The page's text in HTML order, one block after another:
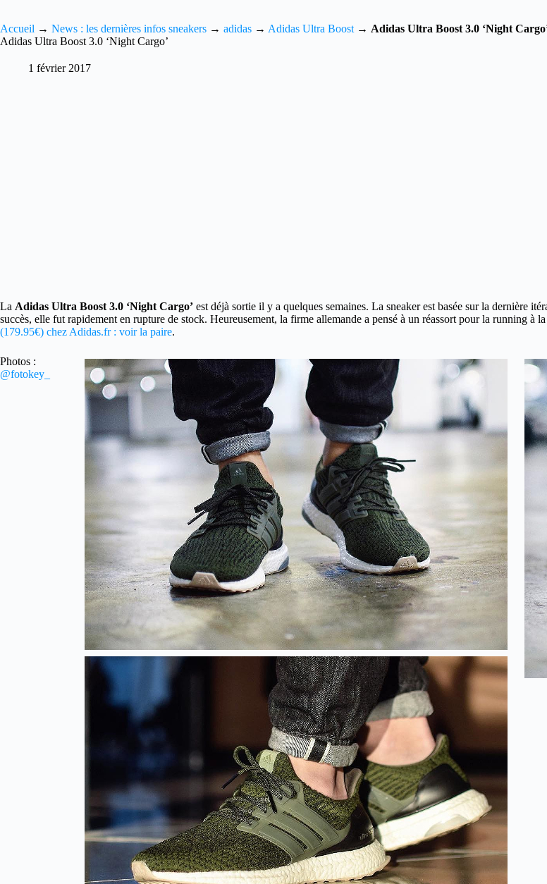
Accueil → News : les dernières infos sneakers → adidas → Adidas Ultra Boost → Adidas Ultra Boost 3.0 ‘Night
Adidas Ultra Boost 3.0 ‘Night Cargo’
1 février 2017
La Adidas Ultra Boost 3.0 ‘Night Cargo’ est déjà sortie il y a quelques semaines. La sneaker est basée sur la dernière
succès, elle fut rapidement en rupture de stock. Heureusement, la firme allemande a pensé à un réassort pour la running à
(179.95€) chez Adidas.fr : voir la paire.
Photos :
@fotokey_